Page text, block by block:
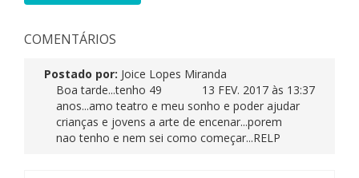
COMENTÁRIOS
Postado por: Joice Lopes Miranda
13 FEV. 2017 às 13:37
Boa tarde...tenho 49
anos...amo teatro e meu sonho e poder ajudar
crianças e jovens a arte de encenar...porem
nao tenho e nem sei como começar...RELP